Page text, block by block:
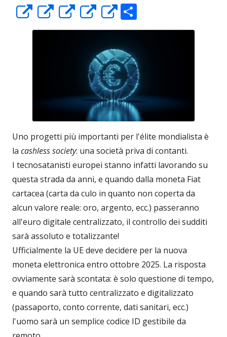
Apre
in
finestra
Apre
in
nuova
finestra
Apre
in
una
nuova
finestra
Apre
in
una
nuova
finestra
Apre
in
una
nuova
finestra
o
di
vi
di
Uno progetti più importanti per l'élite mondialista è
la cashless society: una società priva di contanti.
I tecnosatanisti europei stanno infatti lavorando su
questa strada da anni, e quando dalla moneta Fiat
cartacea (carta da culo in quanto non coperta da
alcun valore reale: oro, argento, ecc.) passeranno
all'euro digitale centralizzato, il controllo dei sudditi
sarà assoluto e totalizzante!
Ufficialmente la UE deve decidere per la nuova
moneta elettronica entro ottobre 2025. La risposta
ovviamente sarà scontata: è solo questione di tempo,
e quando sarà tutto centralizzato e digitalizzato
(passaporto, conto corrente, dati sanitari, ecc.)
l'uomo sarà un semplice codice ID gestibile da